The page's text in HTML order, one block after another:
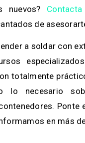
nuevos?
de
a soldar con
totalmente
lo necesario
Ponte
en más